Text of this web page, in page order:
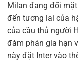
Milan đang đối
đến tương lai của
của cầu thủ người
đàm phán gia hạn
này đặt Inter vào